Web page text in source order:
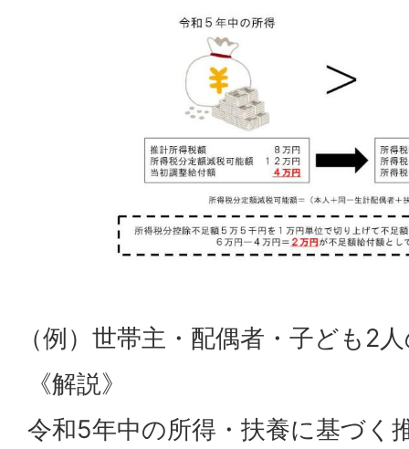
（例）世帯主・配偶者・子ども2
《解説》
令和5年中の所得・扶養に基づく